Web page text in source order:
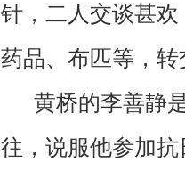
针，二人交谈甚
药品、布匹等，
黄桥的李善静
往，说服他参加